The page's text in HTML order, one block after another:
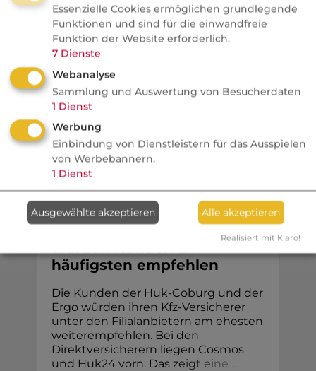
Die Bundesrepublik gehört zu den rund
einem Dutzend Staaten weltweit, denen
die Ratingagenturen mit der Bestnote
AAA höchste Zahlungsfähigkeit
bescheinigen. Diese Einstufung könnte
jetzt ...
VersicherungsJournal
häufigsten empfehlen
Die Kunden der Huk-Coburg und der
Ergo würden ihren Kfz-Versicherer
unter den Filialanbietern am ehesten
weiterempfehlen. Bei den
Direktversicherern liegen Cosmos
und Huk24 vorn. Das zeigt eine
Essenzielle Cookies ermöglichen grundlegende
Funktionen und sind für die einwandfreie
Funktion der Website erforderlich.
7 Dienste
Webanalyse
Sammlung und Auswertung von Besucherdaten
1 Dienst
Werbung
Einbindung von Dienstleistern für das Ausspielen
von Werbebannern.
1 Dienst
Ausgewählte akzeptieren Alle akzeptieren
Realisiert mit Klaro!